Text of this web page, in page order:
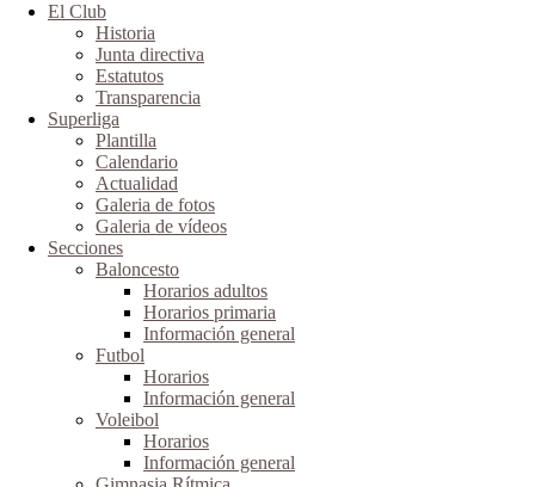
El Club
Historia
Junta directiva
Estatutos
Transparencia
Superliga
Plantilla
Calendario
Actualidad
Galeria de fotos
Galeria de vídeos
Secciones
Baloncesto
Horarios adultos
Horarios primaria
Información general
Futbol
Horarios
Información general
Voleibol
Horarios
Información general